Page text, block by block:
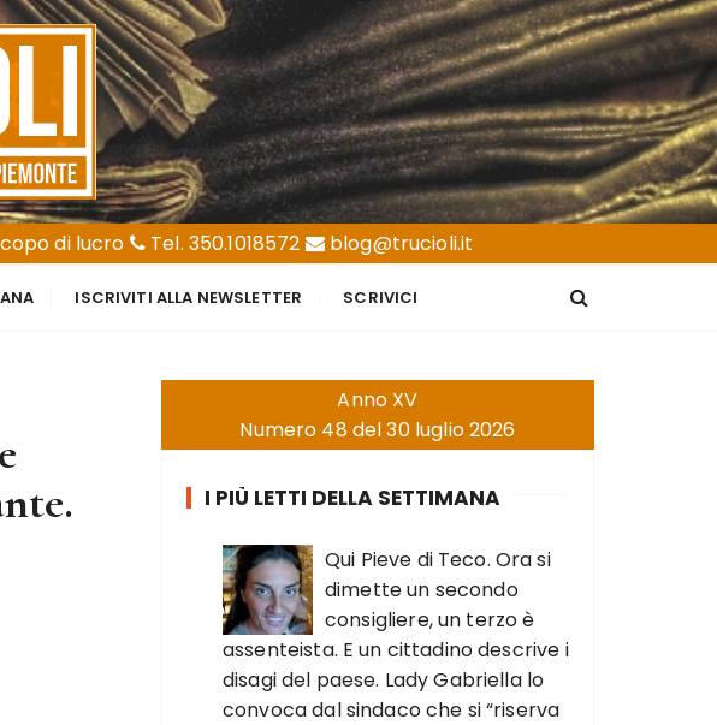
di lucro
Tel. 350.1018572 blog@trucioli.it
ISCRIVITI ALLA NEWSLETTER SCRIVICI
Anno XV
Numero 48 del 30 luglio 2026
I PIÙ LETTI DELLA SETTIMANA
Qui Pieve di Teco. Ora si
dimette un secondo
consigliere, un terzo è
assenteista. E un cittadino descrive i
disagi del paese. Lady Gabriella lo
convoca dal sindaco che si “riserva